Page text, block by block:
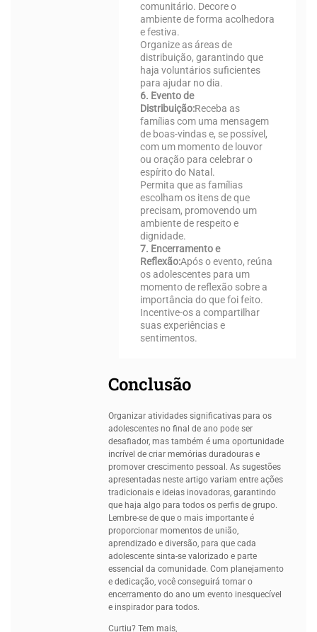
comunitário. Decore o
ambiente de forma acolhedora
e festiva.
Organize as áreas de
distribuição, garantindo que
haja voluntários suficientes
para ajudar no dia.
6. Evento de
Distribuição:Receba as
famílias com uma mensagem
de boas-vindas e, se possível,
com um momento de louvor
ou oração para celebrar o
espírito do Natal.
Permita que as famílias
escolham os itens de que
precisam, promovendo um
ambiente de respeito e
dignidade.
7. Encerramento e
Reflexão:Após o evento, reúna
os adolescentes para um
momento de reflexão sobre a
importância do que foi feito.
Incentive-os a compartilhar
suas experiências e
sentimentos.
Conclusão
Organizar atividades significativas para os
adolescentes no final de ano pode ser
desafiador, mas também é uma oportunidade
incrível de criar memórias duradouras e
promover crescimento pessoal. As sugestões
apresentadas neste artigo variam entre ações
tradicionais e ideias inovadoras, garantindo
que haja algo para todos os perfis de grupo.
Lembre-se de que o mais importante é
proporcionar momentos de união,
aprendizado e diversão, para que cada
adolescente sinta-se valorizado e parte
essencial da comunidade. Com planejamento
e dedicação, você conseguirá tornar o
encerramento do ano um evento inesquecível
e inspirador para todos.
Curtiu? Tem mais,